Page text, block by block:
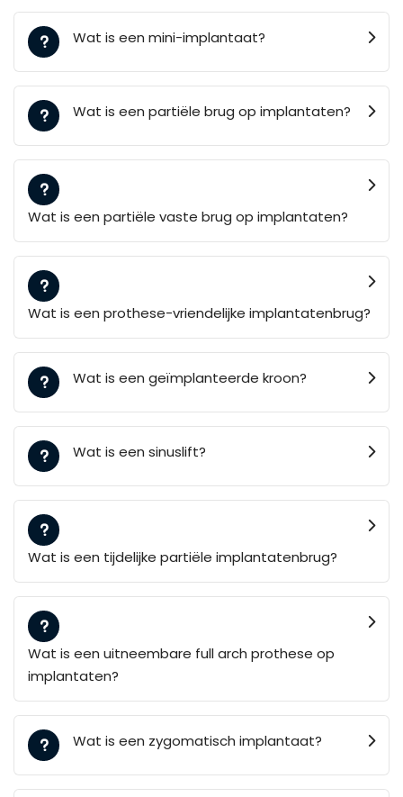
Wat is een mini-implantaat?
Wat is een partiële brug op implantaten?
Wat is een partiële vaste brug op implantaten?
Wat is een prothese-vriendelijke implantatenbrug?
Wat is een geïmplanteerde kroon?
Wat is een sinuslift?
Wat is een tijdelijke partiële implantatenbrug?
Wat is een uitneembare full arch prothese op
implantaten?
Wat is een zygomatisch implantaat?